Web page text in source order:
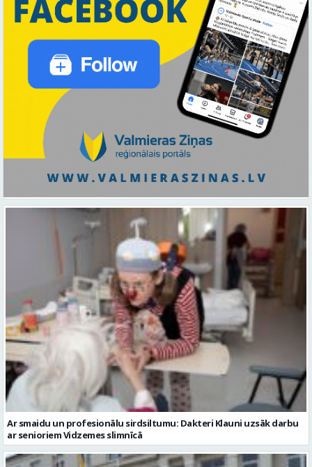
Ar smaidu un profesionālu sirdsiltumu: Dakteri Klauni uzsāk darbu
ar senioriem Vidzemes slimnīcā